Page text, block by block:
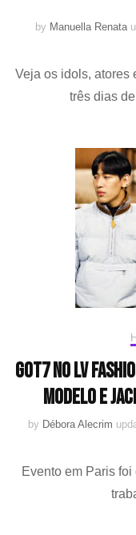
by Manuella Renata
Veja os idols, atores
três dias
GOT7 no LV
modelo e
by Débora Alecrim
Evento em Paris